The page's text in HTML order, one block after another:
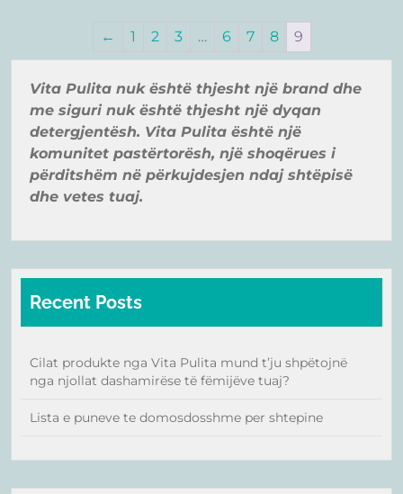
← 1 2 3 … 6 7 8 9
Vita Pulita nuk është thjesht një brand dhe
me siguri nuk është thjesht një dyqan
detergjentësh. Vita Pulita është një
komunitet pastërtorësh, një shoqërues i
përditshëm në përkujdesjen ndaj shtëpisë
dhe vetes tuaj.
Recent Posts
Cilat produkte nga Vita Pulita mund t’ju shpëtojnë
nga njollat dashamirëse të fëmijëve tuaj?
Lista e puneve te domosdosshme per shtepine